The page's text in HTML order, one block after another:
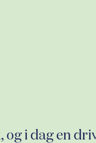
og i dag en